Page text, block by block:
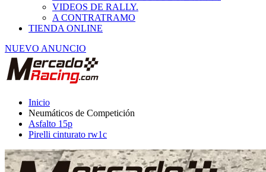
VIDEOS DE RALLY.
A CONTRATRAMO
TIENDA ONLINE
NUEVO ANUNCIO
Inicio
Neumáticos de Competición
Asfalto 15p
Pirelli cinturato rw1c